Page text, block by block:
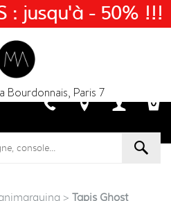
Bourdonnais, Paris 7
> Tapis Ghost
: jusqu'à - 50% !!!